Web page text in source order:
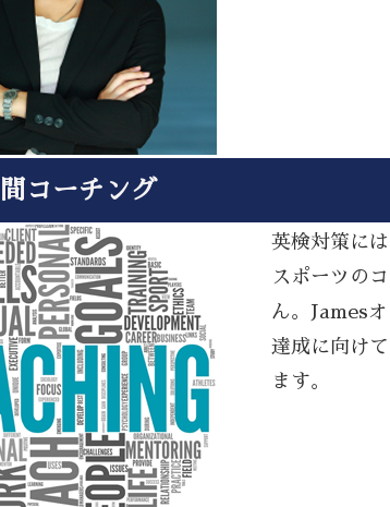
コーチング
英検対策に
スポーツの
ん。James
達成に向け
ます。